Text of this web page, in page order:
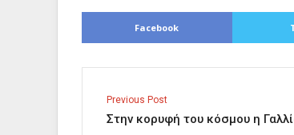
Facebook
Previous Post
Στην κορυφή του κόσμου η